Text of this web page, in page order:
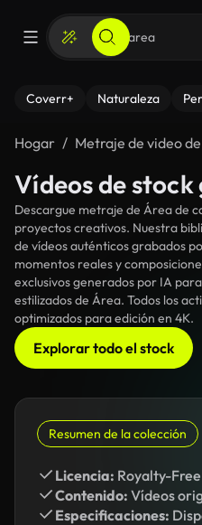
Coverr+ Naturaleza
Hogar Metraje de video
Vídeos de
Descargue metraje de Área de
proyectos creativos. Nuestra
de vídeos auténticos grabados
momentos reales y
exclusivos generados por IA
estilizados de Área. Todos los
optimizados para edición en 4K.
Explorar todo el stock
Resumen de la colección
Licencia: Royalty-
Contenido: Vídeos
Especificaciones: